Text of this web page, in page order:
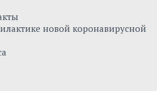
новой коронавирусной